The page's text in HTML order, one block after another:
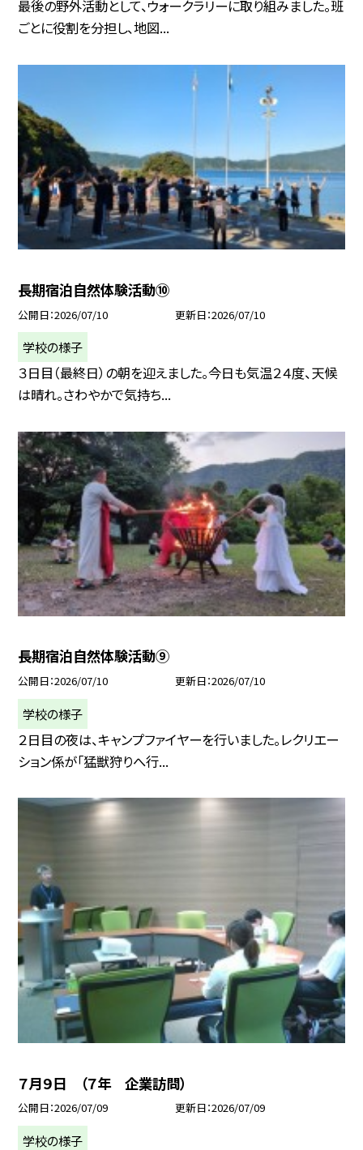
最後の野外活動として、ウォークラリーに取り組みました。班
ごとに役割を分担し、地図...
長期宿泊自然体験活動⑩
公開日 2026/07/10 更新日 2026/07/10
学校の様子
３日目（最終日）の朝を迎えました。今日も気温２４度、天候
は晴れ。さわやかで気持ち...
長期宿泊自然体験活動⑨
公開日 2026/07/10 更新日 2026/07/10
学校の様子
２日目の夜は、キャンプファイヤーを行いました。レクリエー
ション係が「猛獣狩りへ行...
７月９日 （７年 企業訪問）
公開日 2026/07/09 更新日 2026/07/09
学校の様子